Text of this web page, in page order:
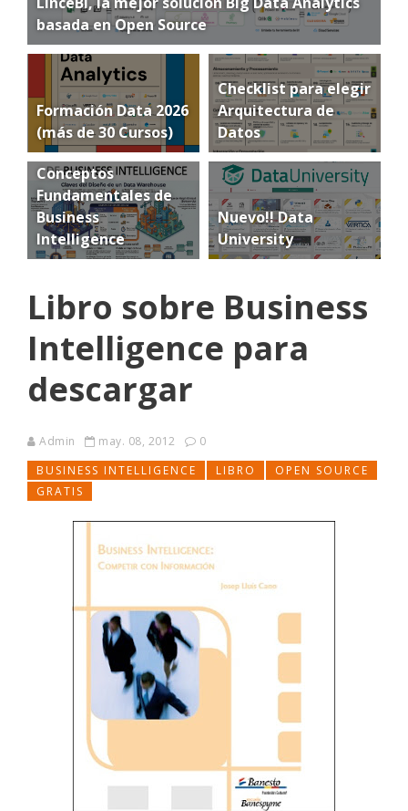
basada en Open Source
Formación Data 2026
(más de 30 Cursos)
Checklist para elegir
Arquitectura de
Datos
Conceptos
Fundamentales de
Business
Intelligence
Nuevo!! Data
University
Libro sobre Business
Intelligence para
descargar
Admin may. 08, 2012
0
BUSINESS INTELLIGENCE
LIBRO
OPEN SOURCE
GRATIS